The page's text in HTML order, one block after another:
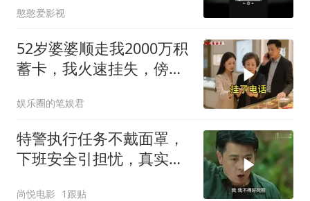
憨憨爱影视
52岁婆婆顺走我2000万积
蓄卡，我火速挂失，傍晚
接完电话脸色惨白
娱乐圈的笔娱君
特警执行任务不戴面罩，
下班安全引担忧，真实情
尚悦电影 1跟贴